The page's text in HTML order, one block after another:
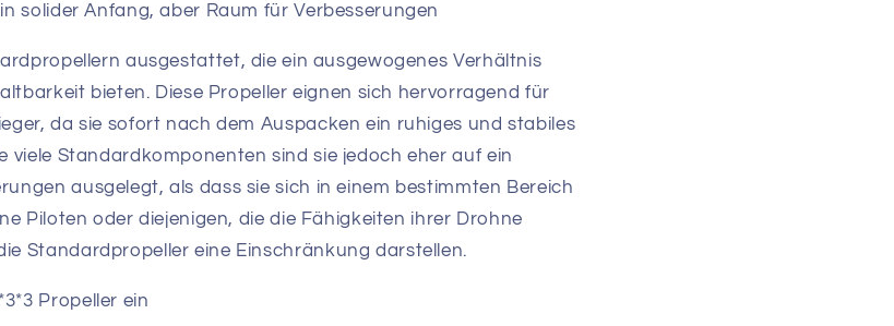
solider Anfang, aber Raum für Verbesserungen
ausgestattet, die ein ausgewogenes Verhältnis
bieten. Diese Propeller eignen sich hervorragend für
da sie sofort nach dem Auspacken ein ruhiges und stabiles
viele Standardkomponenten sind sie jedoch eher auf ein
ausgelegt, als dass sie sich in einem bestimmten Bereich
Piloten oder diejenigen, die die Fähigkeiten ihrer Drohne
Standardpropeller eine Einschränkung darstellen.
Propeller ein